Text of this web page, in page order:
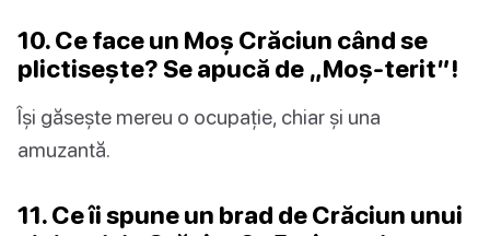
10. Ce face un Moș Crăciun când se
plictisește? Se apucă de „Moș-terit”!
Își găsește mereu o ocupație, chiar și una
amuzantă.
11. Ce îi spune un brad de Crăciun unui